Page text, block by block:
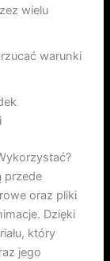
wielu
warunki
przede
oraz pliki
Dzięki
który
jego